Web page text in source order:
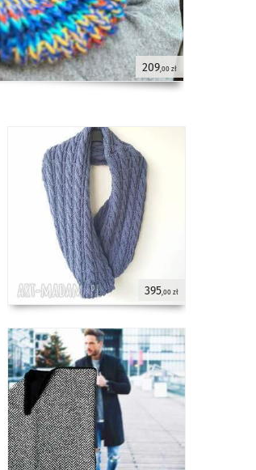
209,00 zł
395,00 zł